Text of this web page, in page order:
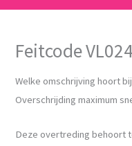
Feitcode VL024
Welke omschrijving hoort
Overschrijding maximum
Deze overtreding behoort